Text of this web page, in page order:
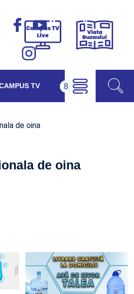
Campus
Viața
TV
de oina
de oina